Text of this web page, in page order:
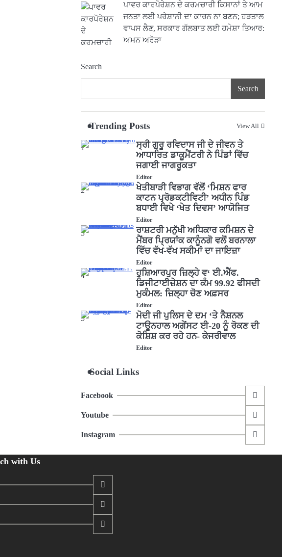
ਪਾਵਰ ਕਾਰਪੋਰੇਸ਼ਨ ਦੇ ਕਰਮਚਾਰੀ ਕਿਸਾਨਾਂ ਤੇ ਆਮ
ਜਨਤਾ ਲਈ ਪਰੇਸ਼ਾਨੀ ਦਾ ਕਾਰਨ ਨਾ ਬਣਨ; ਹੜਤਾਲ
ਵਾਪਸ ਲੈਣ, ਸਰਕਾਰ ਗੱਲਬਾਤ ਲਈ ਹਮੇਸ਼ਾ ਤਿਆਰ:
ਅਮਨ ਅਰੋੜਾ
Search
Search
Trending Posts View All
1
ਸ੍ਰੀ ਗੁਰੂ ਰਵਿਦਾਸ ਜੀ ਦੇ ਜੀਵਨ ਤੇ
ਆਧਾਰਿਤ ਡਾਕੂਮੈਂਟਰੀ ਨੇ ਪਿੰਡਾਂ ਵਿੱਚ
ਜਗਾਈ ਜਾਗਰੂਕਤਾ
Editor
2
ਖੇਤੀਬਾੜੀ ਵਿਭਾਗ ਵੱਲੋਂ ‘ਮਿਸ਼ਨ ਫਾਰ
ਕਾਟਨ ਪ੍ਰੋਡਕਟੀਵਿਟੀ’ ਅਧੀਨ ਪਿੰਡ
ਬਧਾਈ ਵਿਖੇ ‘ਖੇਤ ਦਿਵਸ’ ਆਯੋਜਿਤ
Editor
3
ਰਾਸ਼ਟਰੀ ਮਨੁੱਖੀ ਅਧਿਕਾਰ ਕਮਿਸ਼ਨ ਦੇ
ਮੈਂਬਰ ਪ੍ਰਿਯਾਂਕ ਕਾਨੂੰਨਗੋ ਵਲੋਂ ਬਰਨਾਲਾ
ਵਿੱਚ ਵੱਖ-ਵੱਖ ਸਕੀਮਾਂ ਦਾ ਜਾਇਜ਼ਾ
Editor
4
ਹੁਸ਼ਿਆਰਪੁਰ ਜ਼ਿਲ੍ਹੇ ਵ‘ ਈ.ਐੱਫ.
ਡਿਜੀਟਾਈਜ਼ੇਸ਼ਨ ਦਾ ਕੰਮ 99.92 ਫੀਸਦੀ
ਮੁਕੰਮਲ: ਜ਼ਿਲ੍ਹਾ ਚੋਣ ਅਫ਼ਸਰ
Editor
5
ਮੋਦੀ ਜੀ ਪੁਲਿਸ ਦੇ ਦਮ ‘ਤੇ ਨੈਸ਼ਨਲ
ਟਾਊਨਹਾਲ ਅਗੇਂਸਟ ਈ-20 ਨੂੰ ਰੋਕਣ ਦੀ
ਕੋਸ਼ਿਸ਼ ਕਰ ਰਹੇ ਹਨ- ਕੇਜਰੀਵਾਲ
Editor
Social Links
Facebook
Youtube
Instagram
with Us